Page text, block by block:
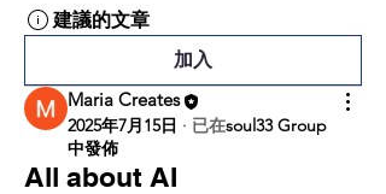
建議的文章
加入
Maria Creates
2025年7月15日 · 已在soul33 Group
中發佈
All about AI